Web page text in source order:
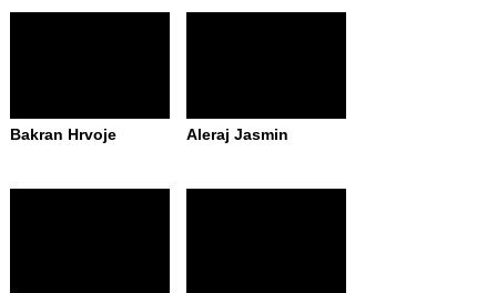
Bakran Hrvoje Aleraj Jasmin